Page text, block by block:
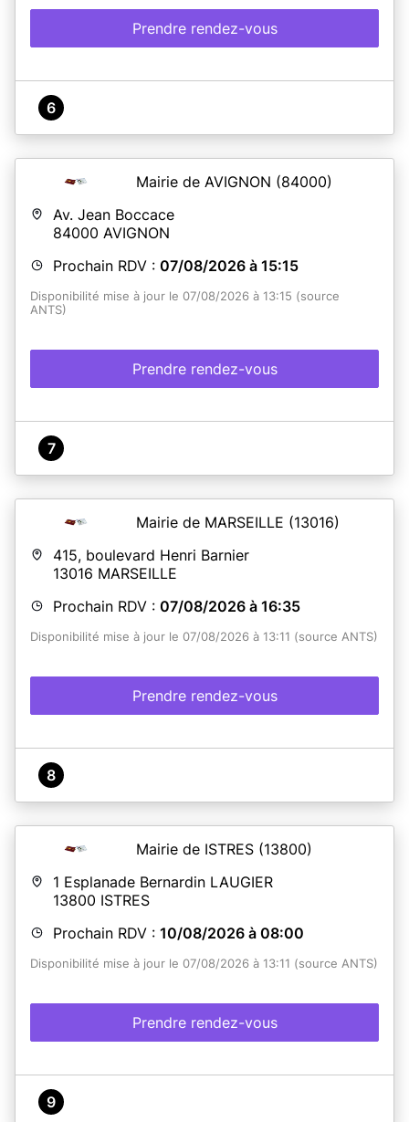
En savoir plus
Prendre rendez-vous
6
Mairie de AVIGNON (84000)
Av. Jean Boccace
84000 AVIGNON
Prochain RDV : 07/08/2026 à 15:15
Disponibilité mise à jour le 07/08/2026 à 13:15 (source
ANTS)
Prendre rendez-vous
7
Mairie de MARSEILLE (13016)
415, boulevard Henri Barnier
13016 MARSEILLE
Prochain RDV : 07/08/2026 à 16:35
Disponibilité mise à jour le 07/08/2026 à 13:11 (source ANTS)
Prendre rendez-vous
8
Mairie de ISTRES (13800)
1 Esplanade Bernardin LAUGIER
13800 ISTRES
Prochain RDV : 10/08/2026 à 08:00
Disponibilité mise à jour le 07/08/2026 à 13:11 (source ANTS)
Prendre rendez-vous
9